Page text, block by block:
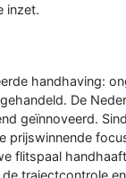
inzet.
handhaving:
De
geïnnoveerd.
prijswinnende
flitspaal
trajectcontrole